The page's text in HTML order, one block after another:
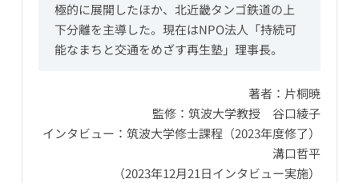
極的に展開したほか、北近畿タンゴ鉄道の上
下分離を主導した。現在はNPO法人「持続可
能なまちと交通をめざす再生塾」理事長。
著者：片桐暁
監修：筑波大学教授 谷口綾子
インタビュー：筑波大学修士課程（2023年度修了）
溝口哲平
（2023年12月21日インタビュー実施）